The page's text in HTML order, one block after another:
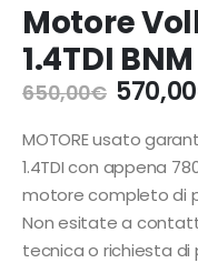
Motore
1.4TDI BNM
650,00€ Il
prezzo
era:
570,00
MOTORE usato
1.4TDI con appena
motore completo di
Non esitate a
tecnica o richiesta di